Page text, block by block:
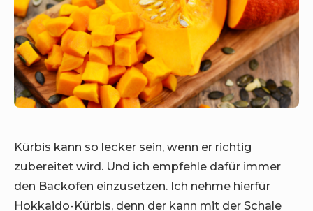
Kürbis kann so lecker sein, wenn er richtig
zubereitet wird. Und ich empfehle dafür immer
den Backofen einzusetzen. Ich nehme hierfür
Hokkaido-Kürbis, denn der kann mit der Schale